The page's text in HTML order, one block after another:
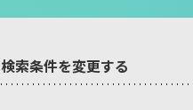
検索条件を変更する